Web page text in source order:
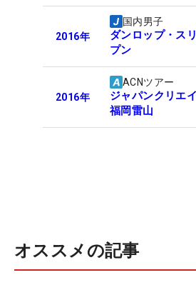
2016年
国内男子
ダンロップ・ス
プン
2016年
ACNツアー
ジャパンクリエ
福岡雷山
オススメの記事